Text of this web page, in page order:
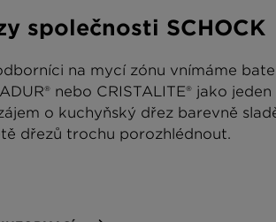
společnosti SCHOCK
na mycí zónu vnímáme
nebo CRISTALITE® jako
o kuchyňský dřez barevně
dřezů trochu porozhlédnout.